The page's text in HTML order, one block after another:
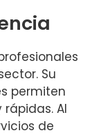
Su
permiten
Al
de